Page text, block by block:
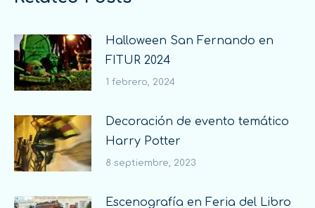
Halloween San Fernando en
FITUR 2024
1 febrero, 2024
Decoración de evento temático
Harry Potter
8 septiembre, 2023
Escenografía en Feria del Libro